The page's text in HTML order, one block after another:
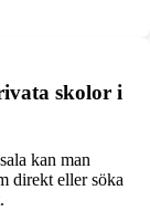
skolor i
kan man
direkt eller söka